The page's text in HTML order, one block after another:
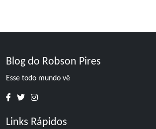
Blog do Robson Pires
Esse todo mundo vê
Links Rápidos